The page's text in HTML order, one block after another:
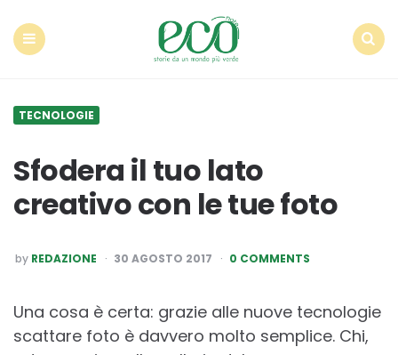
TECNOLOGIE
Sfodera il tuo lato
creativo con le tue foto
POSTED
BY
by REDAZIONE 30 AGOSTO 2017 0 COMMENTS
Una cosa è certa: grazie alle nuove tecnologie
scattare foto è davvero molto semplice. Chi,